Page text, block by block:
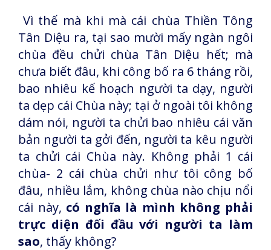
Vì thế mà khi mà cái chùa Thiền Tông
Tân Diệu ra, tại sao mười mấy ngàn ngôi
chùa đều chửi chùa Tân Diệu hết; mà
chưa biết đâu, khi công bố ra 6 tháng rồi,
bao nhiêu kế hoạch người ta dạy, người
ta dẹp cái Chùa này; tại ở ngoài tôi không
dám nói, người ta chửi bao nhiêu cái văn
bản người ta gởi đến, người ta kêu người
ta chửi cái Chùa này. Không phải 1 cái
chùa- 2 cái chùa chửi như tôi công bố
đâu, nhiều lắm, không chùa nào chịu nổi
cái này, có nghĩa là mình không phải
trực diện đối đầu với người ta làm
sao, thấy không?